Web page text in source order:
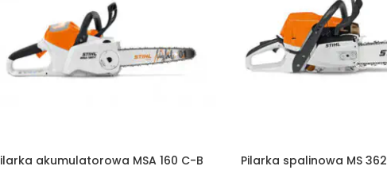
akumulatorowa MSA 160 C-B Pilarka spalinowa MS 362